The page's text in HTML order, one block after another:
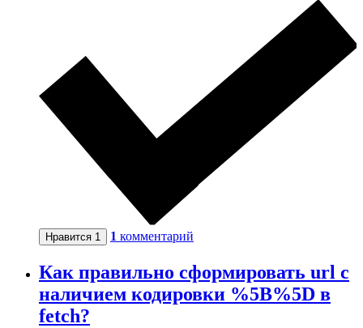
Нравится 1 1 комментарий
Как правильно сформировать url с
наличием кодировки %5B%5D в
fetch?